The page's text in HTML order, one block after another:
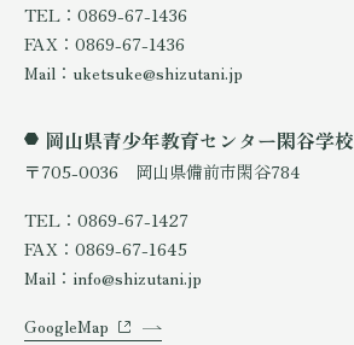
TEL：0869-67-1436
FAX：0869-67-1436
Mail：uketsuke@shizutani.jp
岡山県青少年教育センター閑谷学校
〒705-0036 岡山県備前市閑谷784
TEL：0869-67-1427
FAX：0869-67-1645
Mail：info@shizutani.jp
GoogleMap